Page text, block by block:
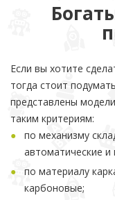
Если вы хотите
тогда стоит
представлены
таким критериям:
по механизму
автоматические и
по материалу
карбоновые;